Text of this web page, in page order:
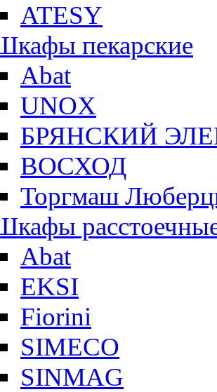
ATESY
пекарские
Abat
UNOX
БРЯНСКИЙ
ВОСХОД
Торгмаш
Abat
EKSI
Fiorini
SIMECO
SINMAG